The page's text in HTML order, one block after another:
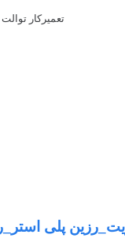
تعمیرکار
پلی